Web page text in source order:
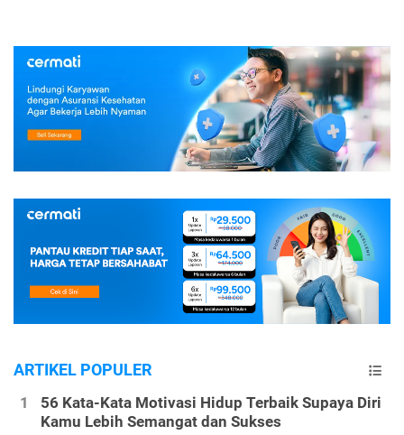
ARTIKEL POPULER
56 Kata-Kata Motivasi Hidup Terbaik Supaya Diri
Kamu Lebih Semangat dan Sukses